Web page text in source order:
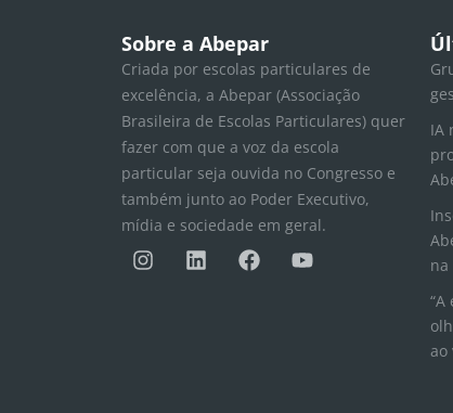
Sobre a Abepar
Criada por escolas particulares de
excelência, a Abepar (Associação
Brasileira de Escolas Particulares) quer
fazer com que a voz da escola
particular seja ouvida no Congresso e
também junto ao Poder Executivo,
mídia e sociedade em geral.
I
n
L
i
F
a
Y
o
IA
na
“A
ao